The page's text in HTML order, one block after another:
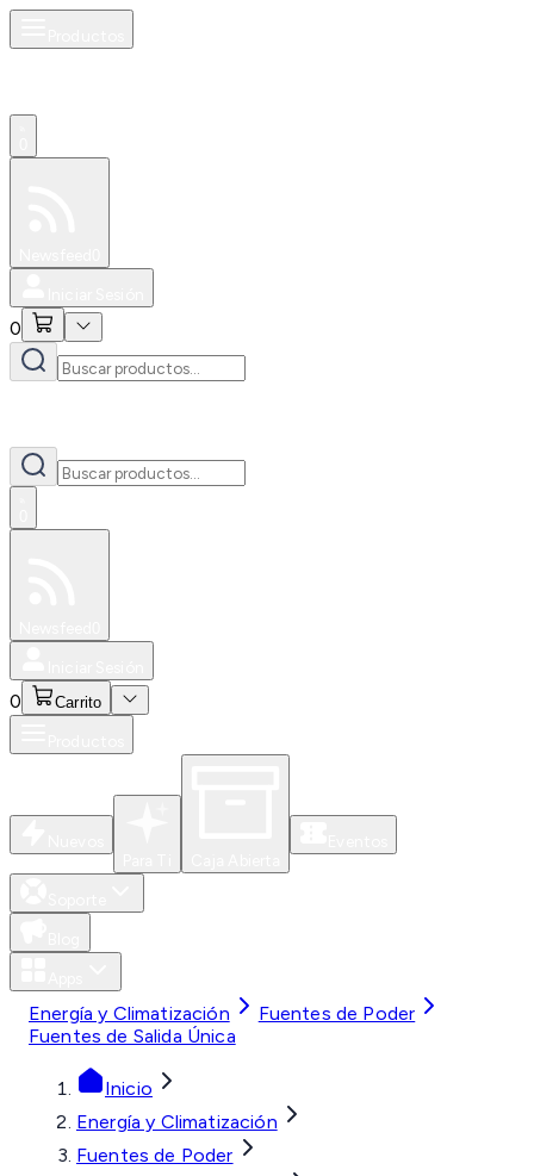
0
0 Carrito
Energía y Climatización
Fuentes de Poder
Fuentes de Salida Única
Inicio
Energía y Climatización
Fuentes de Poder